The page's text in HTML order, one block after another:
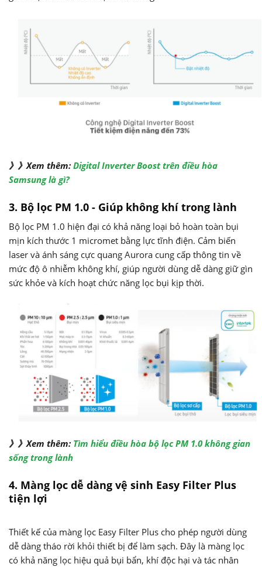
》》Xem thêm: Digital Inverter Boost trên điều hòa
Samsung là gì?
3. Bộ lọc PM 1.0 - Giúp không khí trong lành
Bộ lọc PM 1.0 hiện đại có khả năng loại bỏ hoàn toàn bụi
mịn kích thước 1 micromet bằng lực tĩnh điện. Cảm biến
laser và ánh sáng cực quang Aurora cung cấp thông tin về
mức độ ô nhiễm không khí, giúp người dùng dễ dàng giữ gìn
sức khỏe và kích hoạt chức năng lọc bụi kịp thời.
》》Xem thêm: Tìm hiểu điều hòa bộ lọc PM 1.0 không gian
sống trong lành
4. Màng lọc dễ dàng vệ sinh Easy Filter Plus
tiện lợi
Thiết kế của màng lọc Easy Filter Plus cho phép người dùng
dễ dàng tháo rời khỏi thiết bị để làm sạch. Đây là màng lọc
có khả năng lọc hiệu quả bụi bẩn, khí độc hại và tác nhân